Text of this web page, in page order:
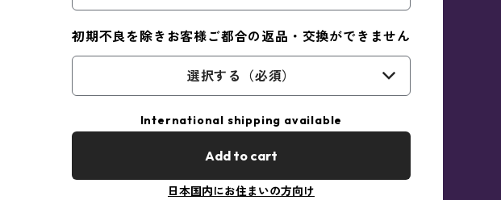
初期不良を除きお客様ご都合の返品・交換ができません
選択する（必須）
International shipping available
Add to cart
日本国内にお住まいの方向け